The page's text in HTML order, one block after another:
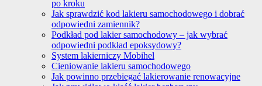
po kroku
Jak sprawdzić kod lakieru samochodowego i dobrać
odpowiedni zamiennik?
Podkład pod lakier samochodowy – jak wybrać
odpowiedni podkład epoksydowy?
System lakierniczy Mobihel
Cieniowanie lakieru samochodowego
Jak powinno przebiegać lakierowanie renowacyjne